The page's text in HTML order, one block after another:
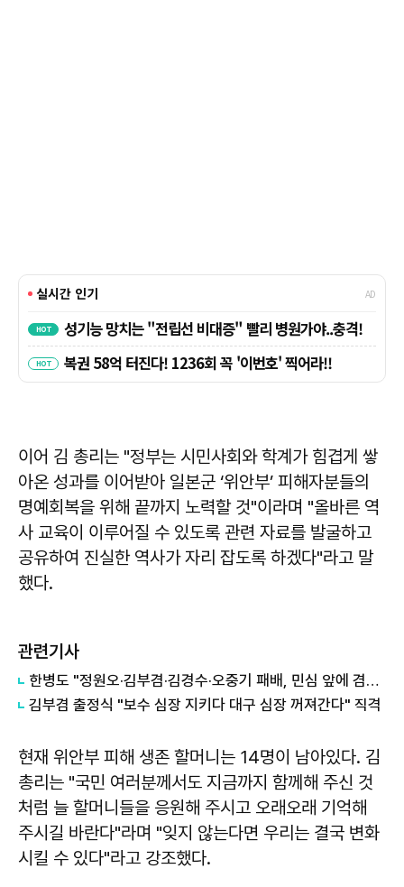
이어 김 총리는 "정부는 시민사회와 학계가 힘겹게 쌓
아온 성과를 이어받아 일본군 ‘위안부’ 피해자분들의
명예회복을 위해 끝까지 노력할 것"이라며 "올바른 역
사 교육이 이루어질 수 있도록 관련 자료를 발굴하고
공유하여 진실한 역사가 자리 잡도록 하겠다"라고 말
했다.
관련기사
한병도 "정원오·김부겸·김경수·오중기 패배, 민심 앞에 겸손하겠다"
김부겸 출정식 "보수 심장 지키다 대구 심장 꺼져간다" 직격
현재 위안부 피해 생존 할머니는 14명이 남아있다. 김
총리는 "국민 여러분께서도 지금까지 함께해 주신 것
처럼 늘 할머니들을 응원해 주시고 오래오래 기억해
주시길 바란다"라며 "잊지 않는다면 우리는 결국 변화
시킬 수 있다"라고 강조했다.